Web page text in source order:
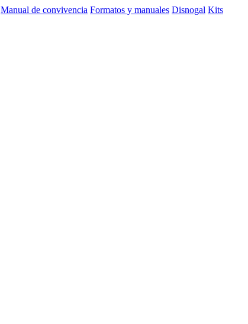
Manual de convivencia Formatos y manuales Disnogal Kits